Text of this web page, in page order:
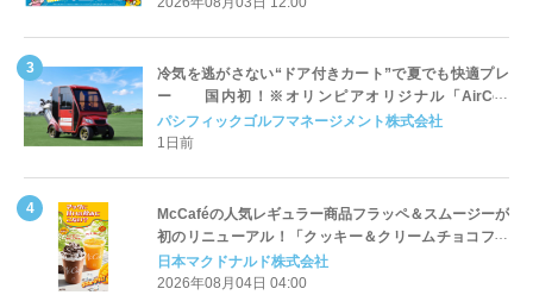
冷気を逃がさない“ドア付きカート”で夏でも快適プレ
ー 国内初！※オリンピアオリジナル「AirCon
Cart（エアコンカート）」導入 | ＰＧＭ
パシフィックゴルフマネージメント株式会社
1日前
McCaféの人気レギュラー商品フラッペ＆スムージーが
初のリニューアル！「クッキー＆クリームチョコフラ
ッペ」「マンゴースムージー」8月5日（水）から販売
開始
日本マクドナルド株式会社
2026年08月04日 04:00